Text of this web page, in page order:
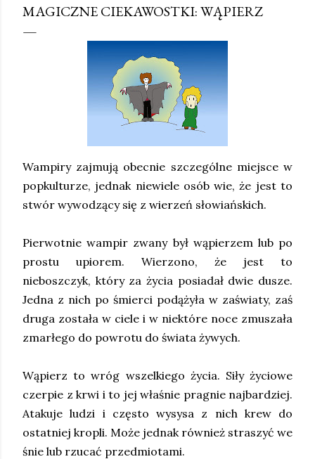
MAGICZNE CIEKAWOSTKI: WĄPIERZ
Wampiry zajmują obecnie szczególne miejsce w
popkulturze, jednak niewiele osób wie, że jest to
stwór wywodzący się z wierzeń słowiańskich.
Pierwotnie wampir zwany był wąpierzem lub po
prostu upiorem. Wierzono, że jest to
nieboszczyk, który za życia posiadał dwie dusze.
Jedna z nich po śmierci podążyła w zaświaty, zaś
druga została w ciele i w niektóre noce zmuszała
zmarłego do powrotu do świata żywych.
Wąpierz to wróg wszelkiego życia. Siły życiowe
czerpie z krwi i to jej właśnie pragnie najbardziej.
Atakuje ludzi i często wysysa z nich krew do
ostatniej kropli. Może jednak również straszyć we
śnie lub rzucać przedmiotami.